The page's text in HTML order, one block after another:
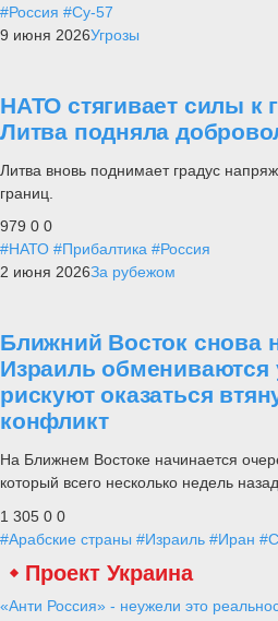
#Россия #Су-57
9 июня 2026Угрозы
НАТО стягивает силы к
Литва подняла
Литва вновь поднимает градус
границ.
979 0 0
#НАТО #Прибалтика #Россия
2 июня 2026За рубежом
Ближний Восток снова
Израиль
рискуют оказаться
конфликт
На Ближнем Востоке начинается
который всего несколько недель
1 305 0 0
#Арабские страны #Израиль #Иран
Проект Украина
«Анти Россия» - неужели это